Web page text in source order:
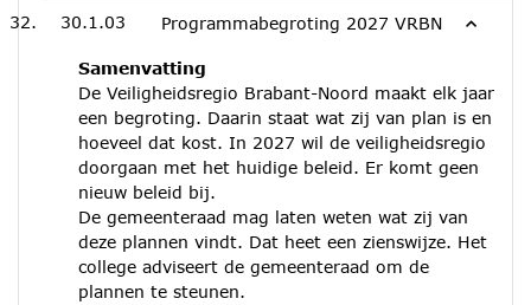
30.1.03 Programmabegroting 2027 VRBN
Samenvatting
De Veiligheidsregio Brabant-Noord maakt elk jaar
een begroting. Daarin staat wat zij van plan is en
hoeveel dat kost. In 2027 wil de veiligheidsregio
doorgaan met het huidige beleid. Er komt geen
nieuw beleid bij.
De gemeenteraad mag laten weten wat zij van
deze plannen vindt. Dat heet een zienswijze. Het
college adviseert de gemeenteraad om de
plannen te steunen.